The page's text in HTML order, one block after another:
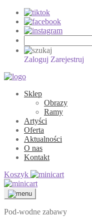
Zaloguj Zarejestruj
Sklep
Obrazy
Ramy
Artyści
Oferta
Aktualności
O nas
Kontakt
Koszyk
Pod-wodne zabawy